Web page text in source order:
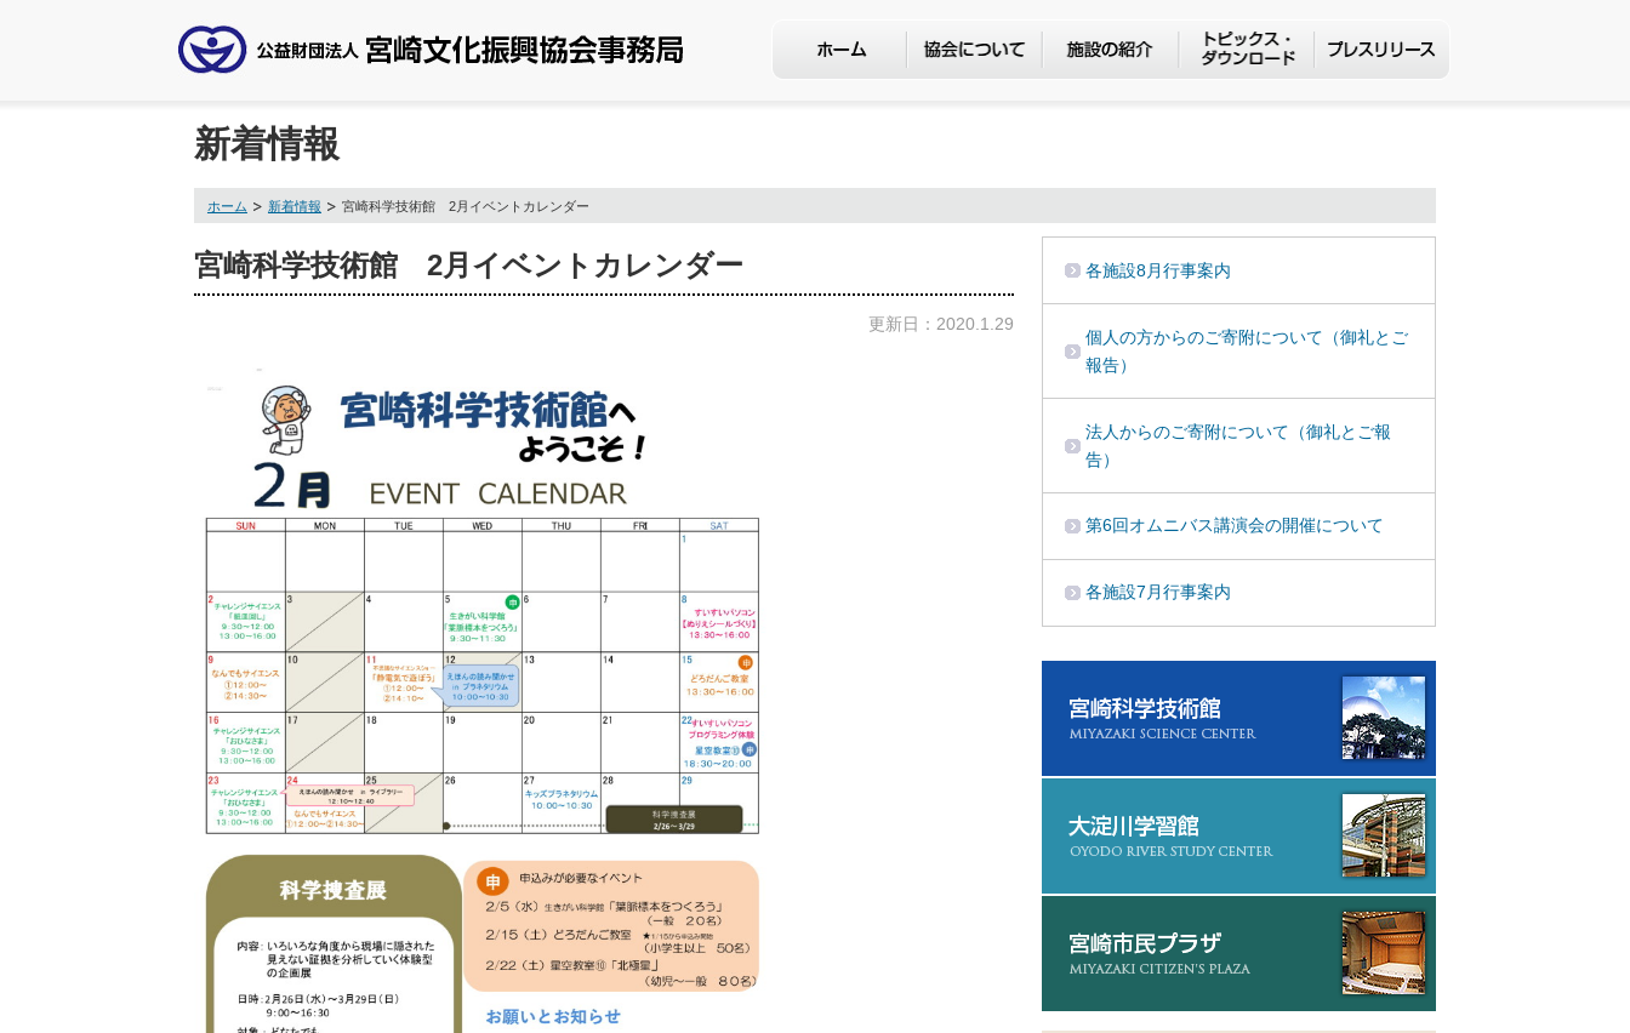
新着情報
ホーム 新着情報 宮崎科学技術館 2月イベントカレンダー
宮崎科学技術館 2月イベントカレンダー
更新日：2020.1.29
各施設8月行事案内
個人の方からのご寄附について（御礼とご
報告）
法人からのご寄附について（御礼とご報
告）
第6回オムニバス講演会の開催について
各施設7月行事案内